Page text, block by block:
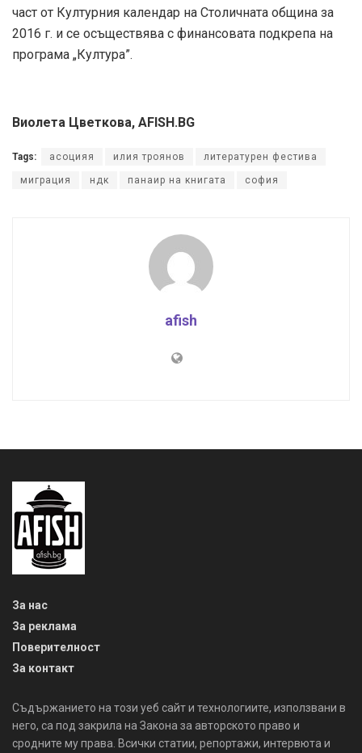
част от Културния календар на Столичната община за
2016 г. и се осъществява с финансовата подкрепа на
програма „Култура”.
Виолета Цветкова, AFISH.BG
Tags: асоцияя илия троянов литературен фестива
миграция ндк панаир на книгата софия
afish
За нас
За реклама
Поверителност
За контакт
Съдържанието на този уеб сайт и технологиите, използвани в
него, са под закрила на Закона за авторското право и
сродните му права. Всички статии, репортажи, интервюта и